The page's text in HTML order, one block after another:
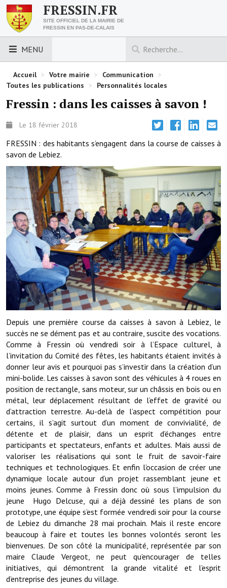
FRESSIN.FR
SITE OFFICIEL DE LA MAIRIE DE
FRESSIN EN PAS-DE-CALAIS
MENU
LES ESSENTIELS
Découvrez Fressin
Urbanisme
Nous contacter
Horaires de la mairie
Les foulées fressinoises
ACCÈS RAPIDE
Démarches administratives
Projets et travaux en cours
Fêtes et manifestations
Numéros d'urgence
Terrains et maisons à vendre
VOTRE MAIRIE
Elus et agents
L'équipe municipale
Le personnel municipal
Les moyens financiers
Note de synthèse financière
Rapport d'orientation budgétaire
Actions et projets
Projets et travaux en cours
Procès verbaux des conseils municipaux
Communication
Le bulletin municipal : Fressinfo & Le Fressinois
Accueil > Votre mairie > Communication >
Toutes les publications > Personnalités locales
Fressin : dans les caisses à savon !
Le 18 février 2018
FRESSIN : des habitants s’engagent dans la course de caisses à
savon de Lebiez.
Depuis une première course da caisses à savon à Lebiez, le
succès ne se dément pas et au contraire, suscite des vocations.
Comme à Fressin où vendredi soir à l’Espace culturel, à
l’invitation du Comité des fêtes, les habitants étaient invités à
donner leur avis et pourquoi pas s’investir dans la création d’un
mini-bolide. Les caisses à savon sont des véhicules à 4 roues en
position de rectangle, sans moteur, sur un châssis en bois ou en
métal, leur déplacement résultant de l’effet de gravité ou
d’attraction terrestre. Au-delà de l’aspect compétition pour
certains, il s’agit surtout d’un moment de convivialité, de
détente et de plaisir, dans un esprit d’échanges entre
participants et spectateurs, enfants et adultes. Mais aussi de
valoriser les réalisations qui sont le fruit de savoir-faire
techniques et technologiques. Et enfin l’occasion de créer une
dynamique locale autour d’un projet rassemblant jeune et
moins jeunes. Comme à Fressin donc où sous l’impulsion du
jeune Hugo Delcuse, qui a déjà dessiné les plans de son
prototype, une équipe s’est formée vendredi soir pour la course
de Lebiez du dimanche 28 mai prochain. Mais il reste encore
beaucoup à faire et toutes les bonnes volontés seront les
bienvenues. De son côté la municipalité, représentée par son
maire Claude Vergeot, ne peut qu’encourager de telles
initiatives, qui démontrent la grande vitalité et l’esprit
d’entreprise des jeunes du village.